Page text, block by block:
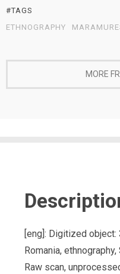
#TAGS
ETHNOGRAPHY
MORE
[eng]: Digitized
Romania,
Raw scan,